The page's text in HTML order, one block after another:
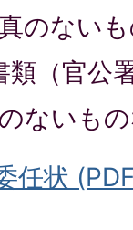
のない
類（官公
ないも
任状